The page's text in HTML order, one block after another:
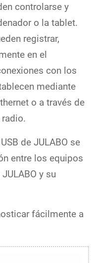
controlarse y
o la tablet.
registrar,
en el
con los
mediante
o a través de
de JULABO se
entre los equipos
y su
fácilmente a